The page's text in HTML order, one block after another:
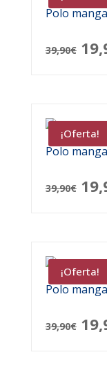
Polo
39,90€ El
¡Oferta!
Polo
39,90€ El
¡Oferta!
Polo
39,90€ El